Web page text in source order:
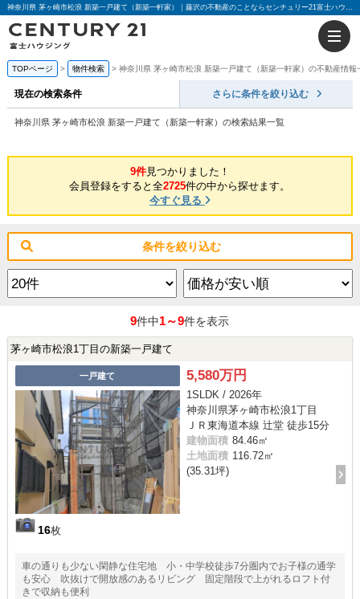
神奈川県 茅ヶ崎市松浪 新築一戸建て（新築一軒家）｜藤沢の不動産のことならセンチュリー21富士ハウジング
TOPページ 物件検索 神奈川県 茅ヶ崎市松浪 新築一戸建て（新築一軒家）の不動産情報
現在の検索条件 さらに条件を絞り込む
神奈川県 茅ヶ崎市松浪 新築一戸建て（新築一軒家）の検索結果一覧
9件見つかりました！
会員登録をすると全2725件の中から探せます。
今すぐ見る
条件を絞り込む
9件中1～9件を表示
茅ヶ崎市松浪1丁目の新築一戸建て
一戸建て
16枚
5,580万円
1SLDK / 2026年
神奈川県茅ヶ崎市松浪1丁目
ＪＲ東海道本線 辻堂 徒歩15分
建物面積 84.46㎡
土地面積 116.72㎡
(35.31坪)
車の通りも少ない閑静な住宅地 小・中学校徒歩7分圏内でお子様の通学
も安心 吹抜けで開放感のあるリビング 固定階段で上がれるロフト付
きで収納も便利